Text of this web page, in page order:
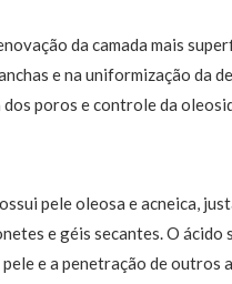
da camada mais
e na uniformização da
poros e controle da
pele oleosa e acneica,
e géis secantes. O
e a penetração de